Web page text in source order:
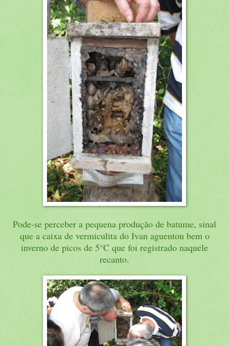
Pode-se perceber a pequena produção de batume, sinal
que a caixa de vermiculita do Ivan aguentou bem o
inverno de picos de 5°C que foi registrado naquele
recanto.